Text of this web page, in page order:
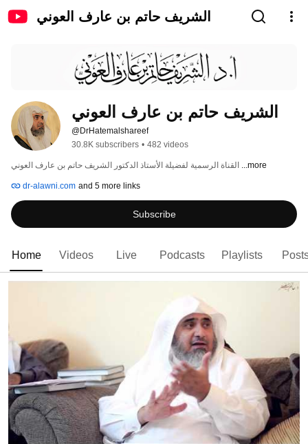
الشريف حاتم بن عارف العوني
الشريف حاتم بن عارف العوني
@DrHatemalshareef
30.8K subscribers • 482 videos
...more
dr-alawni.com and 5 more links
Subscribe
Home Videos Live Podcasts Playlists